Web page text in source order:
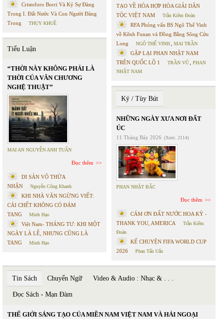
Cristoforo Borri Và Ký Sự Đàng
Trong I. Đất Nước Và Con Người Đàng
Trong
THỤY KHUÊ
Tiểu Luận
“THỜI NÀY KHÔNG PHẢI LÀ
THỜI CỦA VĂN CHƯƠNG
NGHỆ THUẬT”
MAI AN NGUYỄN ANH TUẤN
Đọc thêm
DI SẢN VÔ THỪA
NHẬN
Nguyễn Công Khanh
KHI NHÀ VĂN NGỪNG VIẾT:
CÁI CHẾT KHÔNG CÓ ĐÁM
TANG
Minh Hạo
Việt Nam- THÁNG TƯ: KHI MỘT
NGÀY LÀ LỄ, NHƯNG CŨNG LÀ
TANG
Minh Hạo
TẠO VỀ HÒA HỢP HÒA GIẢI DÂN
TỘC VIỆT NAM
Trần Kiêm Đoàn
RFA Phỏng vấn BS Ngô Thế Vinh
về Kênh Funan và Đồng Bằng Sông Cửu
Long
NGÔ THẾ VINH MAI TRẦN
GẶP LẠI PHAN NHẬT NAM
TRÊN QUỐC LỘ 1
TRẦN VŨ
PHAN
NHẬT NAM
Ký / Tùy Bút
NHỮNG NGÀY XƯA NƠI ĐẤT
ÚC
11 Tháng Bảy 2026 (Xem: 2114)
PHAN NHẬT BẮC
Đọc thêm
CÁM ƠN ĐẤT NƯỚC HOA KỲ -
THANK YOU, AMERICA
Trần Kiêm
Đoàn
KỂ CHUYỆN FIFA WORLD CUP
2026
Phan Tấn Uẩn
Tin Sách Chuyển Ngữ Video & Audio : Nhạc & . . .
Đọc Sách - Mạn Đàm
THẾ GIỚI SÁNG TẠO CỦA MIỀN NAM VIỆT NAM VÀ HẢI NGOẠI